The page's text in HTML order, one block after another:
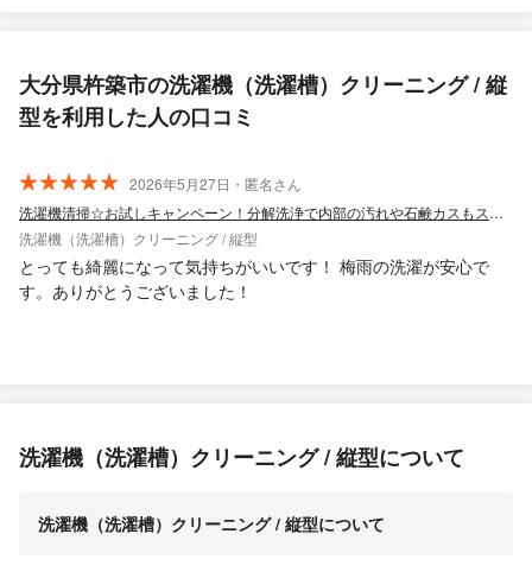
大分県杵築市の洗濯機（洗濯槽）クリーニング / 縦
型を利用した人の口コミ
2026年5月27日・匿名さん
洗濯機清掃☆お試しキャンペーン！分解洗浄で内部の汚れや石鹸カスもスッキリ綺麗に☆
洗濯機（洗濯槽）クリーニング / 縦型
とっても綺麗になって気持ちがいいです！ 梅雨の洗濯が安心で
す。ありがとうございました！
洗濯機（洗濯槽）クリーニング / 縦型について
洗濯機（洗濯槽）クリーニング / 縦型について